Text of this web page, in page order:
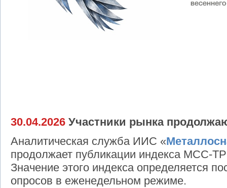
30.04.2026 Участники рынка
Аналитическая служба ИИС «
продолжает публикации индекса МСС-
Значение этого индекса определяется
опросов в еженедельном режиме.